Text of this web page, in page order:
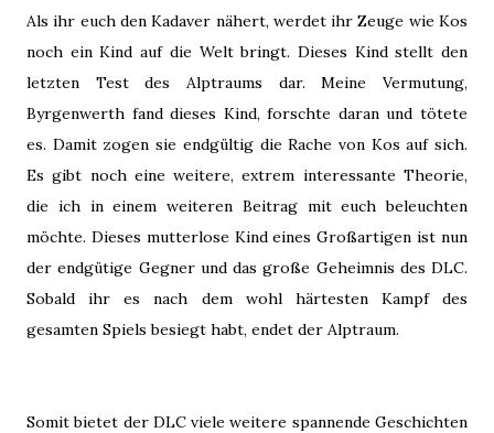
Als ihr euch den Kadaver nähert, werdet ihr Zeuge wie Kos
noch ein Kind auf die Welt bringt. Dieses Kind stellt den
letzten Test des Alptraums dar. Meine Vermutung,
Byrgenwerth fand dieses Kind, forschte daran und tötete
es. Damit zogen sie endgültig die Rache von Kos auf sich.
Es gibt noch eine weitere, extrem interessante Theorie,
die ich in einem weiteren Beitrag mit euch beleuchten
möchte. Dieses mutterlose Kind eines Großartigen ist nun
der endgütige Gegner und das große Geheimnis des DLC.
Sobald ihr es nach dem wohl härtesten Kampf des
gesamten Spiels besiegt habt, endet der Alptraum.
Somit bietet der DLC viele weitere spannende Geschichten